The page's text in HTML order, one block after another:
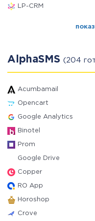
LP-CRM
AlphaSMS (204
Acumbamail
Opencart
Google Analytics
Binotel
Prom
Google Drive
Copper
RO App
Horoshop
Crove